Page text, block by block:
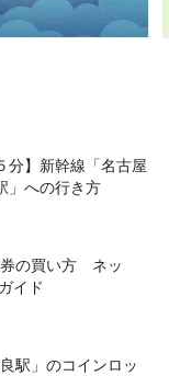
分】新幹線「名古屋
」への行き方
券の買い方 ネッ
イド
駅」のコインロッ